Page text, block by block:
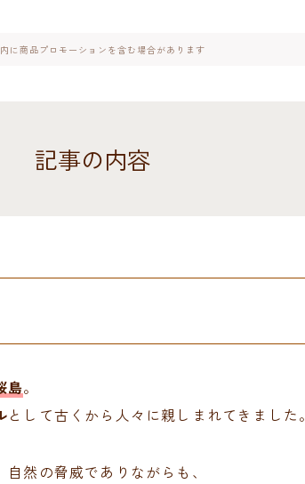
に商品プロモーションを含む場合があります
記事の内容
島。
として古くから人々に親しまれてきました。
然の脅威でありながらも、